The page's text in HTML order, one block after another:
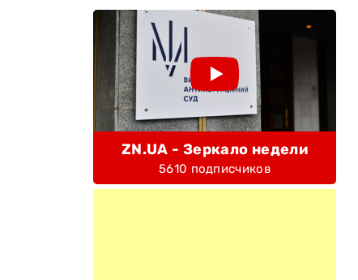
ZN.UA - Зеркало недели
5610 подписчиков